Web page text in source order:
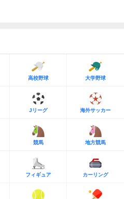
高校野球 大学野球
Jリーグ 海外サッカー
競馬 地方競馬
フィギュア カーリング